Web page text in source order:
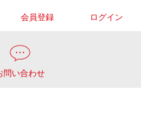
会員登録 ログイン
問い合わせ